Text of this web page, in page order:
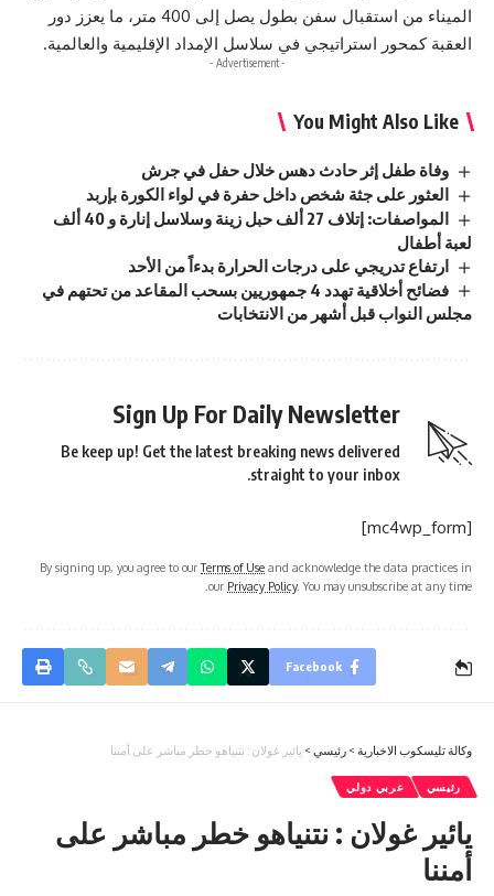
الميناء من استقبال سفن بطول يصل إلى 400 متر، ما يعزز دور
العقبة كمحور استراتيجي في سلاسل الإمداد الإقليمية والعالمية.
- Advertisement -
You Might Also Like
وفاة طفل إثر حادث دهس خلال حفل في جرش
العثور على جثة شخص داخل حفرة في لواء الكورة بإربد
المواصفات: إتلاف 27 ألف حبل زينة وسلاسل إنارة و 40 ألف
لعبة أطفال
ارتفاع تدريجي على درجات الحرارة بدءاً من الأحد
فضائح أخلاقية تهدد 4 جمهوريين بسحب المقاعد من تحتهم في
مجلس النواب قبل أشهر من الانتخابات
Sign Up For Daily Newsletter
Be keep up! Get the latest breaking news delivered
straight to your inbox.
[mc4wp_form]
By signing up, you agree to ourTerms of Use and acknowledge the data practices in
our Privacy Policy. You may unsubscribe at any time.
Facebook
وكالة تليسكوب الاخبارية > رئيسي > يائير غولان : نتنياهو خطر مباشر على أمننا
رئيسي عربي دولي
يائير غولان : نتنياهو خطر مباشر على
أمننا